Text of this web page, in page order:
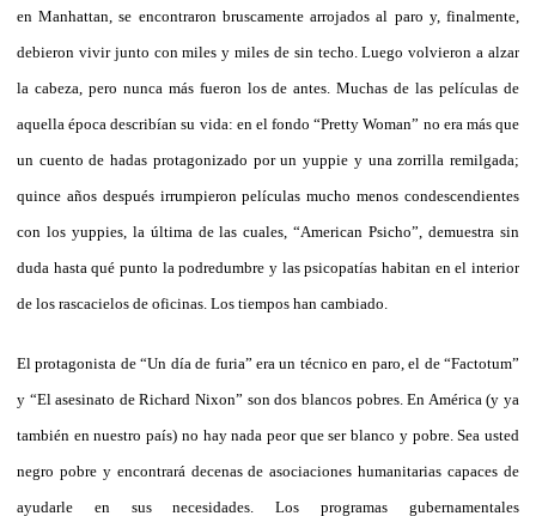
en Manhattan, se encontraron bruscamente arrojados al paro y, finalmente,
debieron vivir junto con miles y miles de sin techo. Luego volvieron a alzar
la cabeza, pero nunca más fueron los de antes. Muchas de las películas de
aquella época describían su vida: en el fondo “Pretty Woman” no era más que
un cuento de hadas protagonizado por un yuppie y una zorrilla remilgada;
quince años después irrumpieron películas mucho menos condescendientes
con los yuppies, la última de las cuales,“American Psicho”, demuestra sin
duda hasta qué punto la podredumbre y las psicopatías habitan en el interior
de los rascacielos de oficinas. Los tiempos han cambiado.
El protagonista de “Un día de furia” era un técnico en paro, el de “Factotum”
y “El asesinato de Richard Nixon” son dos blancos pobres. En América (y ya
también en nuestro país) no hay nada peor que ser blanco y pobre. Sea usted
negro pobre y encontrará decenas de asociaciones humanitarias capaces de
ayudarle en sus necesidades. Los programas gubernamentales